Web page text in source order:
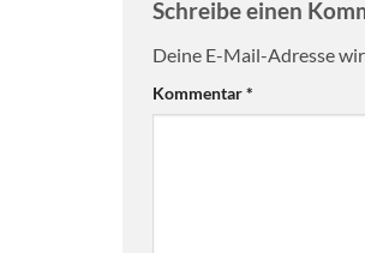
Schreibe einen
Deine E-Mail-Adresse
Kommentar*